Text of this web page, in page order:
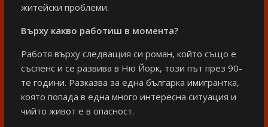
житейски проблеми.
Върху какво работиш в момента?
Работя върху следващия си роман, който също е
съспенс и се развива в Ню Йорк, този път през 90-
те години. Разказва за една българка имигрантка,
която попада в една много интересна ситуация и
чийто живот е в опасност.